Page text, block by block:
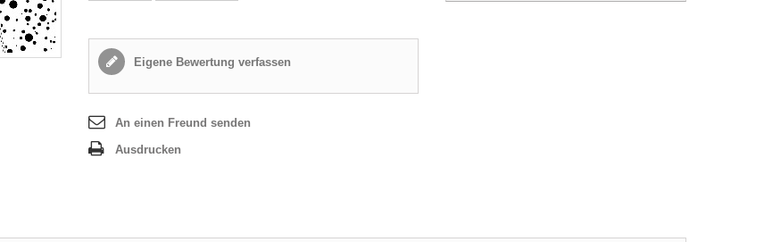
Eigene Bewertung verfassen
An einen Freund senden
Ausdrucken